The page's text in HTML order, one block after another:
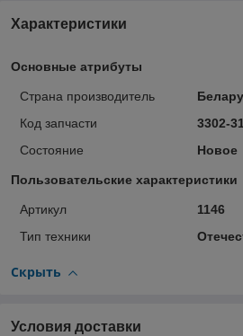
Характеристики
Основные атрибуты
Страна производитель
Код запчасти
3302-
Состояние
Новое
Пользовательские характеристики
Артикул
1146
Тип техники
Скрыть
Условия доставки